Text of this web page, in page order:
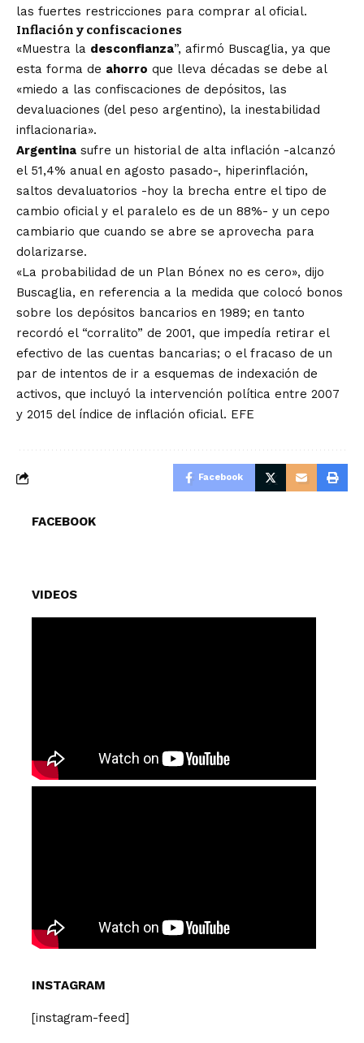
las fuertes restricciones para comprar al oficial.
Inflación y confiscaciones
«Muestra la desconfianza”, afirmó Buscaglia, ya que
esta forma de ahorro que lleva décadas se debe al
«miedo a las confiscaciones de depósitos, las
devaluaciones (del peso argentino), la inestabilidad
inflacionaria».
Argentina sufre un historial de alta inflación -alcanzó
el 51,4% anual en agosto pasado-, hiperinflación,
saltos devaluatorios -hoy la brecha entre el tipo de
cambio oficial y el paralelo es de un 88%- y un cepo
cambiario que cuando se abre se aprovecha para
dolarizarse.
«La probabilidad de un Plan Bónex no es cero», dijo
Buscaglia, en referencia a la medida que colocó bonos
sobre los depósitos bancarios en 1989; en tanto
recordó el “corralito” de 2001, que impedía retirar el
efectivo de las cuentas bancarias; o el fracaso de un
par de intentos de ir a esquemas de indexación de
activos, que incluyó la intervención política entre 2007
y 2015 del índice de inflación oficial. EFE
Facebook
FACEBOOK
VIDEOS
INSTAGRAM
[instagram-feed]